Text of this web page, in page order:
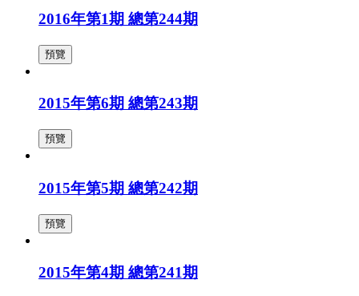
2016年第1期 總第244期
預覽
2015年第6期 總第243期
預覽
2015年第5期 總第242期
預覽
2015年第4期 總第241期